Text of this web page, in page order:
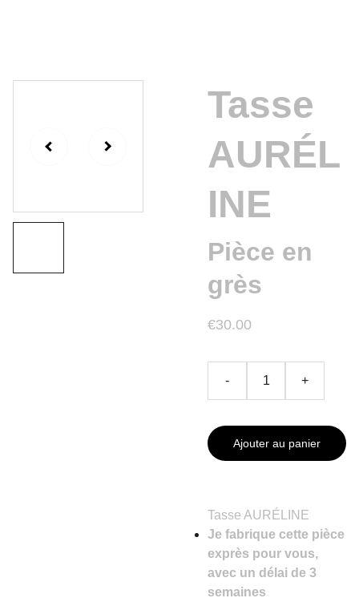
Tasse
AURÉL
INE
Pièce en
grès
€30.00
- +
Ajouter au panier
Tasse AURÉLINE
Je fabrique cette pièce
exprès pour vous,
avec un délai de 3
semaines